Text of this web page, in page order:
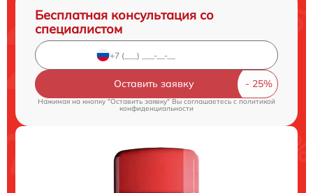
Бесплатная консультация со
специалистом
Оставить заявку
Нажимая на кнопку "Оставить заявку" Вы соглашаетесь cполитикой
конфиденциальности